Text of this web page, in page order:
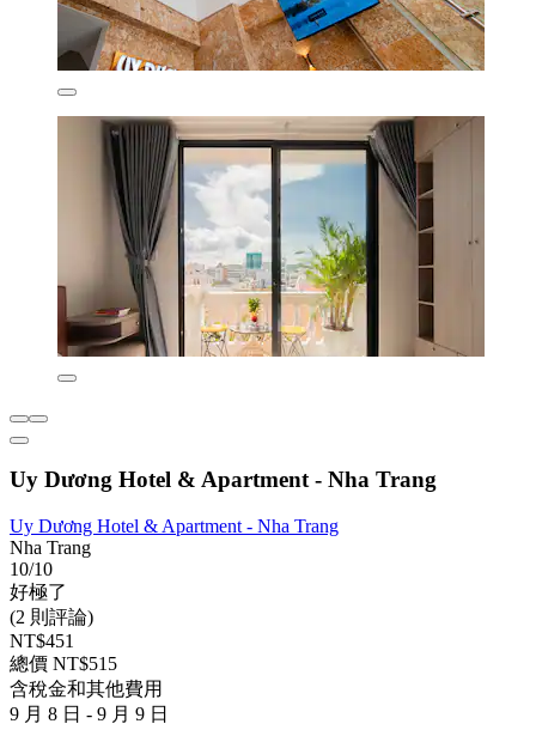
Uy Dương Hotel & Apartment - Nha Trang
Uy Dương Hotel & Apartment - Nha Trang
Nha Trang
10/10
好極了
(2 則評論)
NT$451
總價 NT$515
含稅金和其他費用
9 月 8 日 - 9 月 9 日